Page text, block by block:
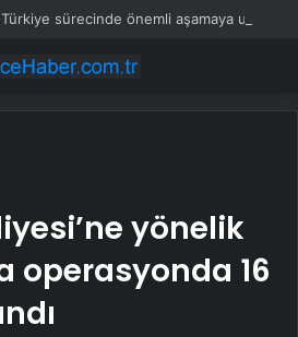
yönelik
operasyonda 16